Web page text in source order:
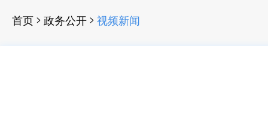
首页 > 政务公开 > 视频新闻